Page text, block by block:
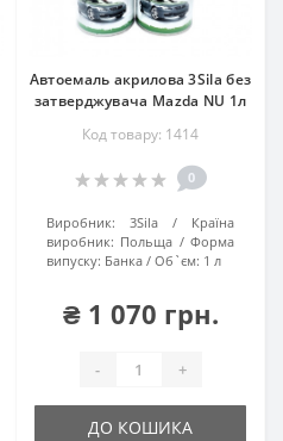
Автоемаль акрилова 3Sila без
затверджувача Mazda NU 1л
Код товару: 1414
0
Виробник: 3Sila
Країна
виробник: Польща
Форма
випуску: Банка Об`єм: 1 л
₴ 1 070 грн.
- +
ДО КОШИКА